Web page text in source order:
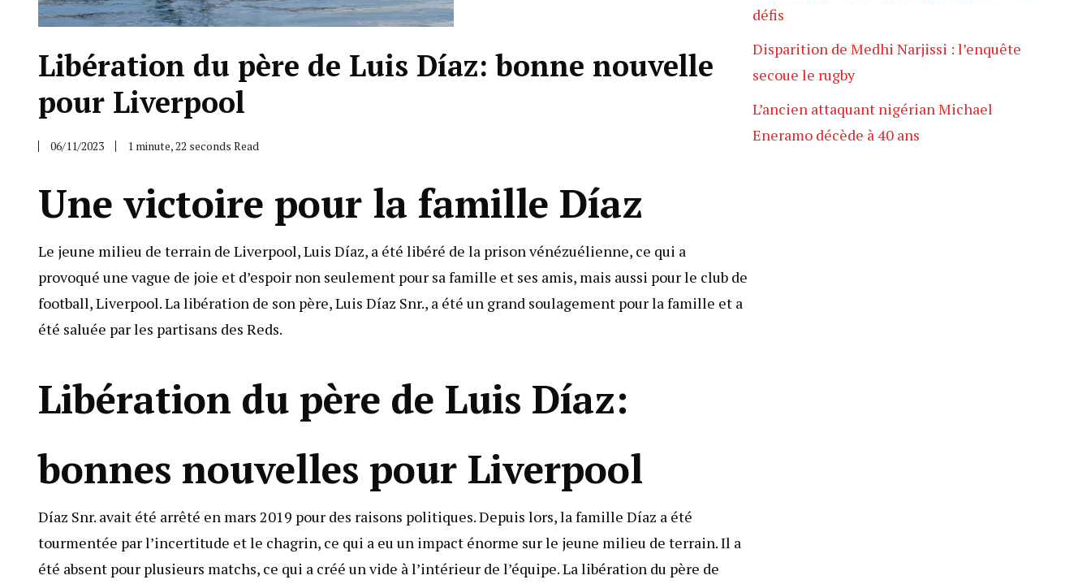
Libération du père de Luis Díaz: bonne nouvelle
pour Liverpool
06/11/2023 1 minute, 22 seconds Read
Une victoire pour la famille Díaz
Le jeune milieu de terrain de Liverpool, Luis Díaz, a été libéré de la prison vénézuélienne, ce qui a
provoqué une vague de joie et d’espoir non seulement pour sa famille et ses amis, mais aussi pour le club de
football, Liverpool. La libération de son père, Luis Díaz Snr., a été un grand soulagement pour la famille et a
été saluée par les partisans des Reds.
Libération du père de Luis Díaz:
bonnes nouvelles pour Liverpool
Díaz Snr. avait été arrêté en mars 2019 pour des raisons politiques. Depuis lors, la famille Díaz a été
tourmentée par l’incertitude et le chagrin, ce qui a eu un impact énorme sur le jeune milieu de terrain. Il a
été absent pour plusieurs matchs, ce qui a créé un vide à l’intérieur de l’équipe. La libération du père de
défis
Disparition de Medhi Narjissi : l’enquête
secoue le rugby
L’ancien attaquant nigérian Michael
Eneramo décède à 40 ans